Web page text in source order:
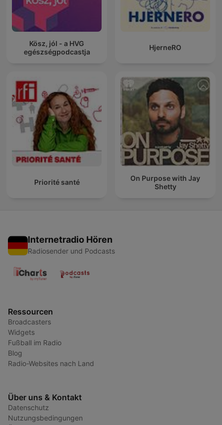
Kösz, jól - a HVG
egészségpodcastja
HjerneRO
Priorité santé
On Purpose with Jay
Shetty
Internetradio Hören
Radiosender und Podcasts
Ressourcen
Broadcasters
Widgets
Fußball im Radio
Blog
Radio-Websites nach Land
Über uns & Kontakt
Datenschutz
Nutzungsbedingungen